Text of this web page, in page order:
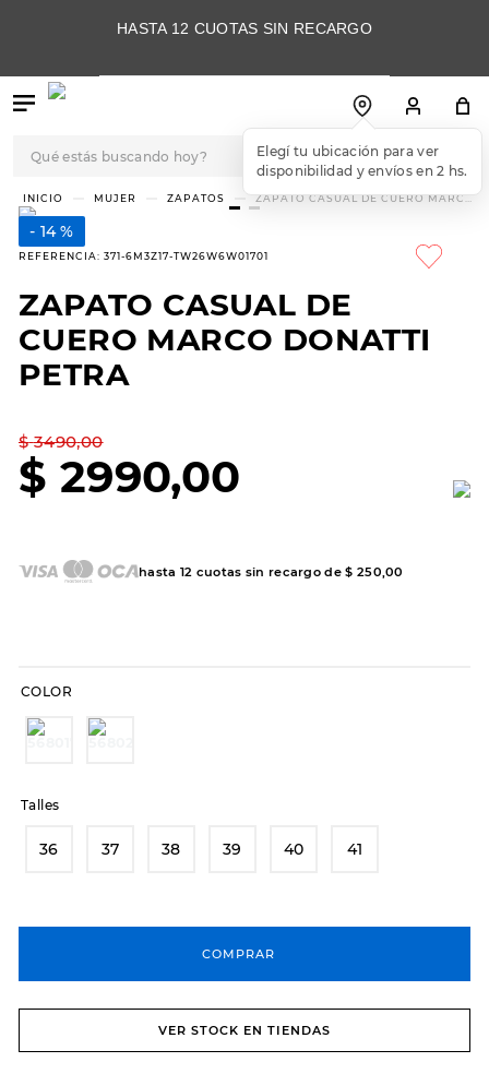
HASTA 12 CUOTAS SIN RECARGO
Elegí tu ubicación para ver
disponibilidad y envíos en 2 hs.
MUJER ZAPATOS
ZAPATO CASUAL DE CUERO MARCO
DONATTI PETRA
14 %
REFERENCIA: 371-6M3Z17-TW26W6W01701
ZAPATO CASUAL DE
CUERO MARCO DONATTI
PETRA
$ 3490,00
$ 2990,00
hasta 12 cuotas sin recargo de$ 250 ,00
COLOR
Talles
36 37 38 39 40 41
COMPRAR
VER STOCK EN TIENDAS
TÉRMINOS MÁS
BUSCADOS
1.
3.
skechers slip-ins